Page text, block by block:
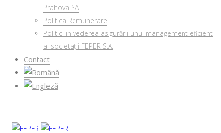
Prahova SA
Politica Remunerare
Politici in vederea asigurării unui management eficient
al societații FEPER S.A.
Contact